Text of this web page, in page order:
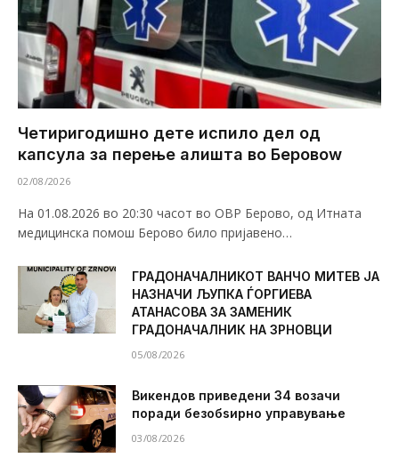
Четиригодишно дете испило дел од
капсула за перење алишта во Беровоw
02/08/2026
На 01.08.2026 во 20:30 часот во ОВР Берово, од Итната
медицинска помош Берово било пријавено…
ГРАДОНАЧАЛНИКОТ ВАНЧО МИТЕВ ЈА
НАЗНАЧИ ЉУПКА ЃОРГИЕВА
АТАНАСОВА ЗА ЗАМЕНИК
ГРАДОНАЧАЛНИК НА ЗРНОВЦИ
05/08/2026
Викендов приведени 34 возачи
поради безобѕирно управување
03/08/2026